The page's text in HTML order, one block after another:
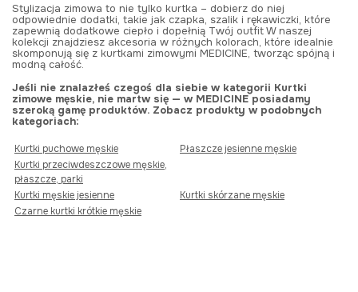
Stylizacja zimowa to nie tylko kurtka – dobierz do niej
odpowiednie dodatki, takie jak czapka, szalik i rękawiczki, które
zapewnią dodatkowe ciepło i dopełnią Twój outfit W naszej
kolekcji znajdziesz akcesoria w różnych kolorach, które idealnie
skomponują się z kurtkami zimowymi MEDICINE, tworząc spójną i
modną całość.
Jeśli nie znalazłeś czegoś dla siebie w kategorii Kurtki
zimowe męskie, nie martw się — w MEDICINE posiadamy
szeroką gamę produktów. Zobacz produkty w podobnych
kategoriach:
Kurtki puchowe męskie
Płaszcze jesienne męskie
Kurtki przeciwdeszczowe męskie,
płaszcze, parki
Kurtki męskie jesienne
Kurtki skórzane męskie
Czarne kurtki krótkie męskie